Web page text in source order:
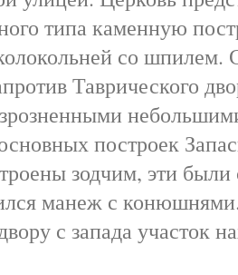
типа каменную
со шпилем.
Таврического
построек
зодчим, эти
манеж с
с запада участок